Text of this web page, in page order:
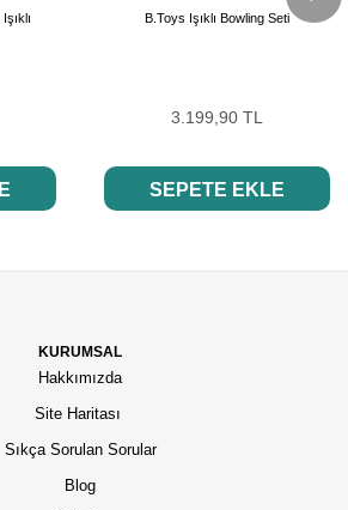
B.Toys Işıklı Bowling Seti
3.199,90 TL
SEPETE EKLE
KURUMSAL
Hakkımızda
Site Haritası
Sıkça Sorulan Sorular
Blog